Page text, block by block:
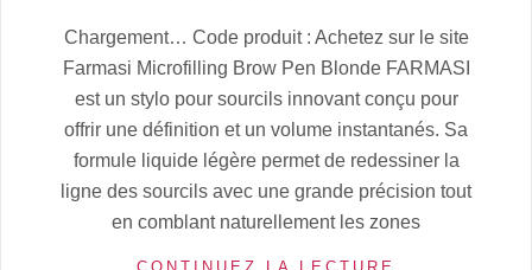
07-
02
Chargement… Code produit : Achetez sur le site
Farmasi Microfilling Brow Pen Blonde FARMASI
est un stylo pour sourcils innovant conçu pour
offrir une définition et un volume instantanés. Sa
formule liquide légère permet de redessiner la
ligne des sourcils avec une grande précision tout
en comblant naturellement les zones